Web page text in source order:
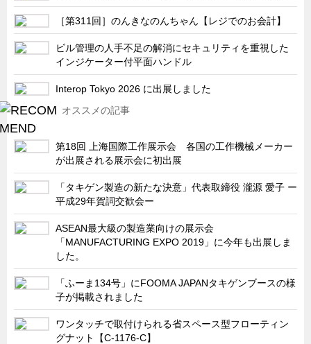
［第311回］のんきなのんちゃん【レジでのお会計】
ビル管理の人手不足の解消にセキュリティを重視した
インジケーター付平面ハンドル
Interop Tokyo 2026 に出展しました
オススメの記事
第18回 上海国際工作展示会 各国の工作機械メーカー
が出展される展示会に初出展
「タキゲン製造の新たな決意」代表取締役 瀧源 愛子 ー
平成29年賀詞交歓会ー
ASEAN最大級の製造業向けの展示会
「MANUFACTURING EXPO 2019」に今年も出展しま
した。
「ふーま134号」にFOOMA JAPANタキゲンブースの様
子が掲載されました
ワンタッチで取付けられる省スペース型フローティン
グナット【C-1176-C】